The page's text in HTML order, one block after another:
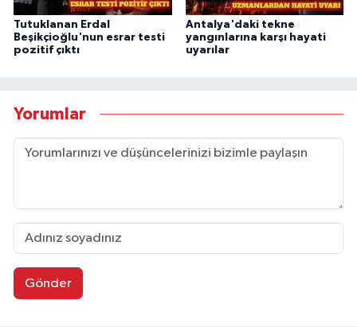
Tutuklanan Erdal
Beşikçioğlu'nun esrar testi
pozitif çıktı
Antalya'daki tekne
yangınlarına karşı hayati
uyarılar
Yorumlar
Gönder